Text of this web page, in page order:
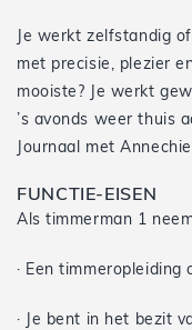
Je werkt zelfstandig
met precisie, plezier
mooiste? Je werkt
’s avonds weer thuis
Journaal met
FUNCTIE-EISEN
Als timmerman 1
· Een timmeropleiding
· Je bent in het bezit